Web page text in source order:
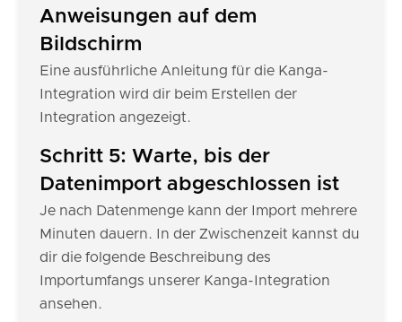
Anweisungen auf dem
Bildschirm
Eine ausführliche Anleitung für die Kanga-
Integration wird dir beim Erstellen der
Integration angezeigt.
Schritt 5: Warte, bis der
Datenimport abgeschlossen ist
Je nach Datenmenge kann der Import mehrere
Minuten dauern. In der Zwischenzeit kannst du
dir die folgende Beschreibung des
Importumfangs unserer Kanga-Integration
ansehen.